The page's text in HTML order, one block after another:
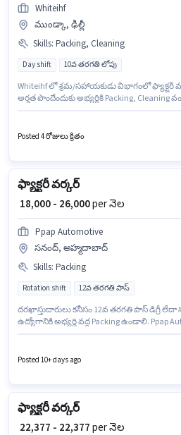
Whiteihf
ముండ్కా, ఢిల్లీ
Skills: Packing, Cleaning
Day shift 10వ తరగతి లోపు
Whiteihf లో శ్రమ/సహాయకుడు విభాగంలో ఫ్యాక్టరీ
అర్హత పొందేందుకు అభ్యర్థికి Packing,
అందుబాటులో ఉంది. ఈ ఉద్యోగం ముండ్కా, ఢిల్లీ లో
ప్రాతిపదికపై, DAY shift మరియు వారానికి 6 days
Posted 4 రోజులు క్రితం
ఫ్యాక్టరీ వర్కర్
₹ 18,000 - 26,000per నెల
Ppap Automotive
సనంద్, అహ్మదాబాద్
Skills: Packing
Rotation shift 12వ తరగతి పాస్
దరఖాస్తుదారులు కనీసం 12వ తరగతి పాస్ డిగ్రీ
ఉద్యోగానికి అభ్యర్థి వద్ద Packing ఉండాలి. Ppap
ఉద్యోగానికి Fixed జీతం ఇవ్వబడుతుంది.
Posted 10+ days ago
ఫ్యాక్టరీ వర్కర్
₹ 22,377 - 22,377per నెల